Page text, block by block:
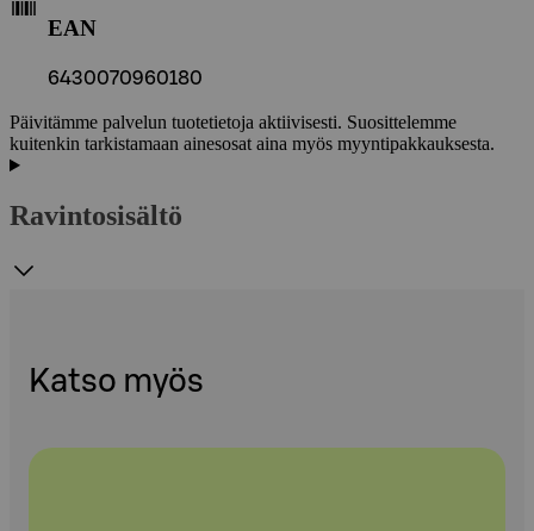
EAN
6430070960180
Päivitämme palvelun tuotetietoja aktiivisesti. Suosittelemme
kuitenkin tarkistamaan ainesosat aina myös myyntipakkauksesta.
Ravintosisältö
Katso myös